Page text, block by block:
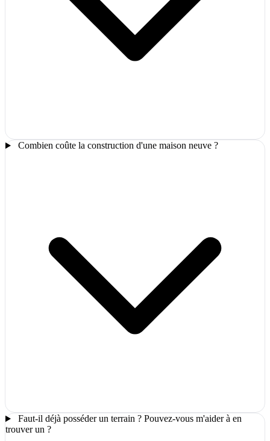
Combien coûte la construction d'une maison neuve ?
Faut-il déjà posséder un terrain ? Pouvez-vous m'aider à en
trouver un ?